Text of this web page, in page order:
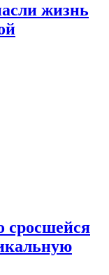
жизнь
сросшейся